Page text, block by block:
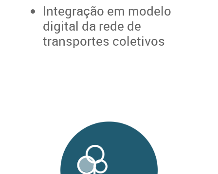
Integração em modelo
digital da rede de
transportes coletivos